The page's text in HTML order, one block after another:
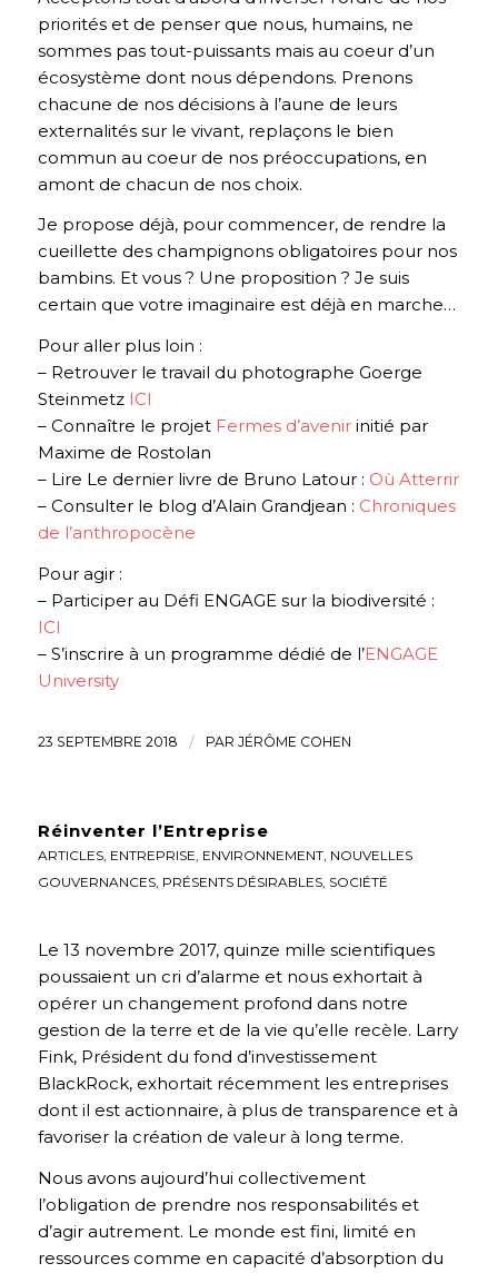
priorités et de penser que nous, humains, ne
sommes pas tout-puissants mais au coeur d’un
écosystème dont nous dépendons. Prenons
chacune de nos décisions à l’aune de leurs
externalités sur le vivant, replaçons le bien
commun au coeur de nos préoccupations, en
amont de chacun de nos choix.
Je propose déjà, pour commencer, de rendre la
cueillette des champignons obligatoires pour nos
bambins. Et vous ? Une proposition ? Je suis
certain que votre imaginaire est déjà en marche…
Pour aller plus loin :
– Retrouver le travail du photographe Goerge
Steinmetz ICI
– Connaître le projet Fermes d’avenirinitié par
Maxime de Rostolan
– Lire Le dernier livre de Bruno Latour : Où Atterrir
– Consulter le blog d’Alain Grandjean : Chroniques
de l’anthropocène
Pour agir :
– Participer au Défi ENGAGE sur la biodiversité :
ICI
– S’inscrire à un programme dédié de l’ENGAGE
University
23 SEPTEMBRE 2018 / PAR JÉRÔME COHEN
Réinventer l’Entreprise
ARTICLES, ENTREPRISE ENVIRONNEMENT, NOUVELLES
GOUVERNANCES, PRÉSENTS DÉSIRABLES, SOCIÉTÉ
Le 13 novembre 2017, quinze mille scientifiques
poussaient un cri d’alarme et nous exhortait à
opérer un changement profond dans notre
gestion de la terre et de la vie qu’elle recèle. Larry
Fink, Président du fond d’investissement
BlackRock, exhortait récemment les entreprises
dont il est actionnaire, à plus de transparence et à
favoriser la création de valeur à long terme.
Nous avons aujourd’hui collectivement
l’obligation de prendre nos responsabilités et
d’agir autrement. Le monde est fini, limité en
ressources comme en capacité d’absorption du